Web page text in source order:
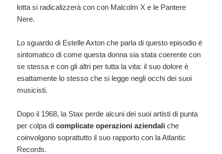
lotta si radicalizzerà con con Malcolm X e le Pantere
Nere.
Lo sguardo di Estelle Axton che parla di questo episodio è
sintomatico di come questa donna sia stata coerente con
se stessa e con gli altri per tutta la vita: il suo dolore è
esattamente lo stesso che si legge negli occhi dei suoi
musicisti.
Dopo il 1968, la Stax perde alcuni dei suoi artisti di punta
per colpa dicomplicate operazioni aziendali che
coinvolgono soprattutto il suo rapporto con la Atlantic
Records.